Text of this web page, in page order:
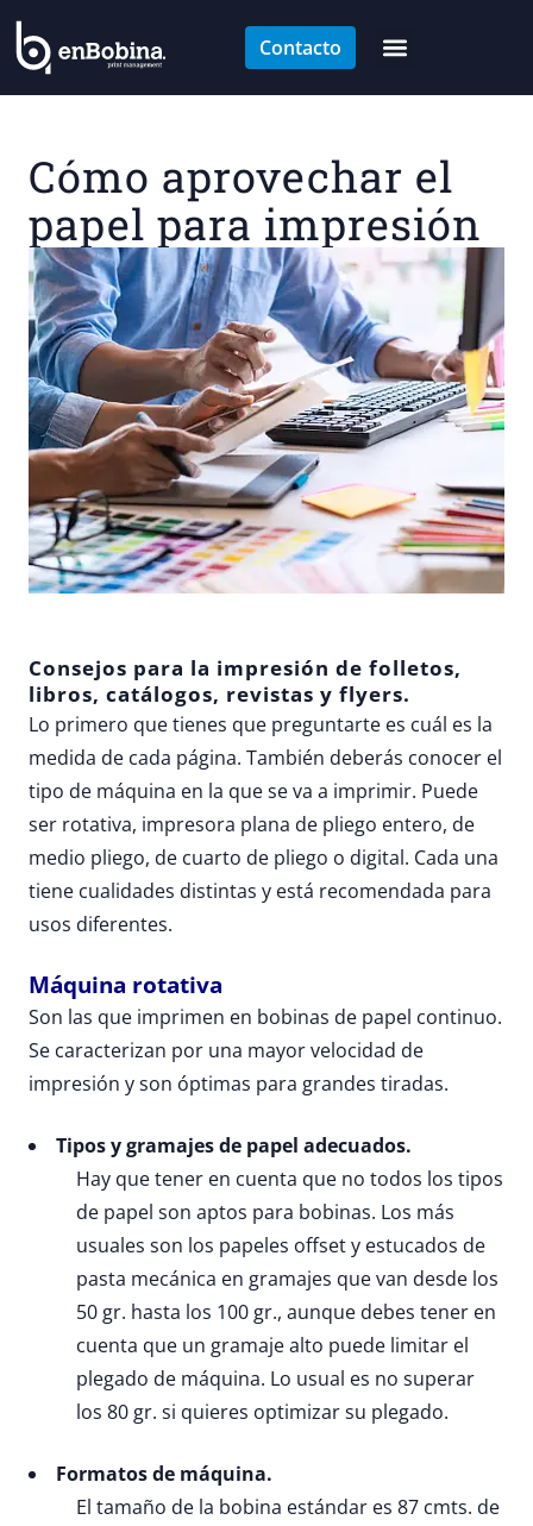
Contacto
Cómo aprovechar el
papel para impresión
Consejos para la impresión de folletos,
libros, catálogos, revistas y flyers.
Lo primero que tienes que preguntarte es cuál es la
medida de cada página. También deberás conocer el
tipo de máquina en la que se va a imprimir. Puede
ser rotativa, impresora plana de pliego entero, de
medio pliego, de cuarto de pliego o digital. Cada una
tiene cualidades distintas y está recomendada para
usos diferentes.
Máquina rotativa
Son las que imprimen en bobinas de papel continuo.
Se caracterizan por una mayor velocidad de
impresión y son óptimas para grandes tiradas.
Tipos y gramajes de papel adecuados.
Hay que tener en cuenta que no todos los tipos
de papel son aptos para bobinas. Los más
usuales son los papeles offset y estucados de
pasta mecánica en gramajes que van desde los
50 gr. hasta los 100 gr., aunque debes tener en
cuenta que un gramaje alto puede limitar el
plegado de máquina. Lo usual es no superar
los 80 gr. si quieres optimizar su plegado.
Formatos de máquina.
El tamaño de la bobina estándar es 87 cmts. de